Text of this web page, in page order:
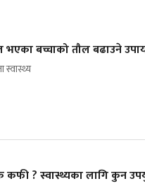
बच्चाको तौल बढाउने
स्वास्थ्य
कफी ? स्वास्थ्यका लागि कुन